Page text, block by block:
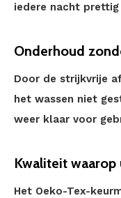
iedere nacht prettig
Onderhoud
Door de strijkvrije
het wassen niet
weer klaar voor
Kwaliteit
Het Oeko-Tex-